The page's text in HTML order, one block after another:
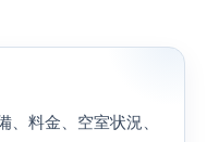
料金、空室状況、